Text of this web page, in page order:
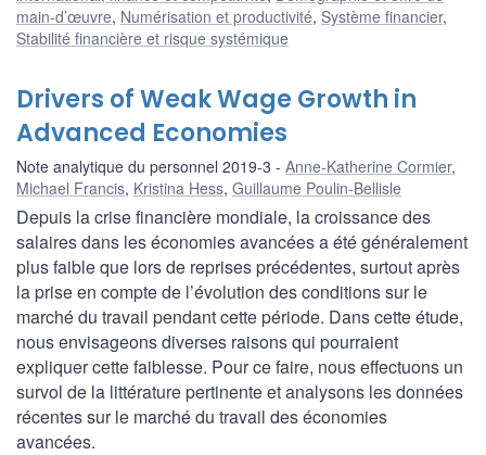
main-d’œuvre, Numérisation et productivité, Système financier,
Stabilité financière et risque systémique
Drivers of Weak Wage Growth in
Advanced Economies
Note analytique du personnel 2019-3 Anne-Katherine Cormier,
Michael Francis, Kristina Hess, Guillaume Poulin-Bellisle
Depuis la crise financière mondiale, la croissance des
salaires dans les économies avancées a été généralement
plus faible que lors de reprises précédentes, surtout après
la prise en compte de l’évolution des conditions sur le
marché du travail pendant cette période. Dans cette étude,
nous envisageons diverses raisons qui pourraient
expliquer cette faiblesse. Pour ce faire, nous effectuons un
survol de la littérature pertinente et analysons les données
récentes sur le marché du travail des économies
avancées.